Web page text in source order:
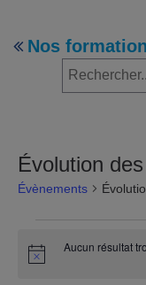
Nos
Évolution
Évènements
Notice
Aucun résultat